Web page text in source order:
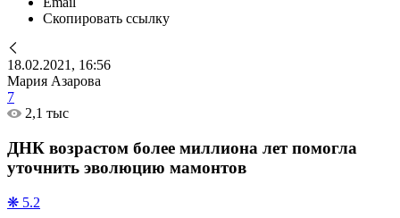
Скопировать ссылку
18.02.2021, 16:56
Мария Азарова
7
2,1 тыс
ДНК возрастом более миллиона лет помогла
уточнить эволюцию мамонтов
❋ 5.2